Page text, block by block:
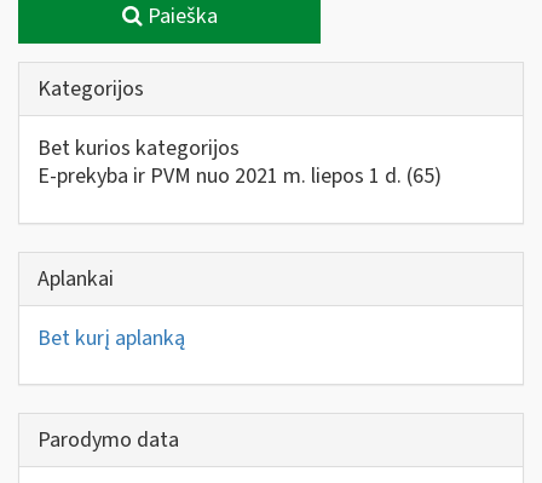
Paieška
Kategorijos
Bet kurios kategorijos
E-prekyba ir PVM nuo 2021 m. liepos 1 d. (65)
Aplankai
Bet kurį aplanką
Parodymo data